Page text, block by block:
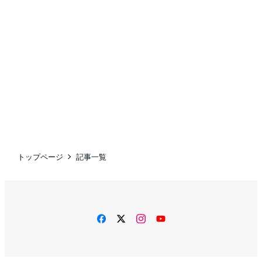
トップページ 記事一覧
facebooktwitterinstagram
YouTube